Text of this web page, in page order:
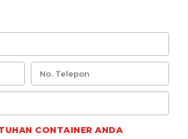
CONTAINER ANDA